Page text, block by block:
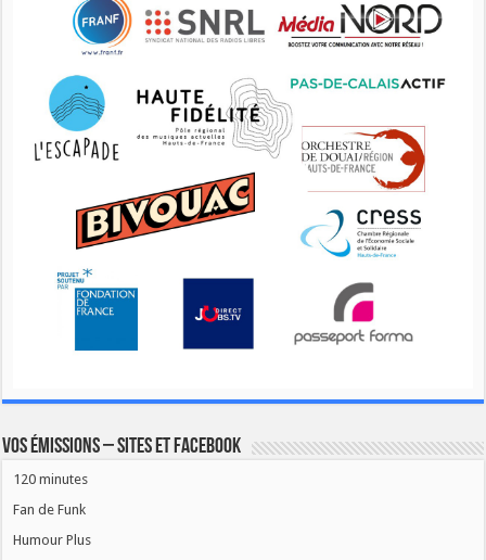
Vos émissions – Sites et Facebook
120 minutes
Fan de Funk
Humour Plus